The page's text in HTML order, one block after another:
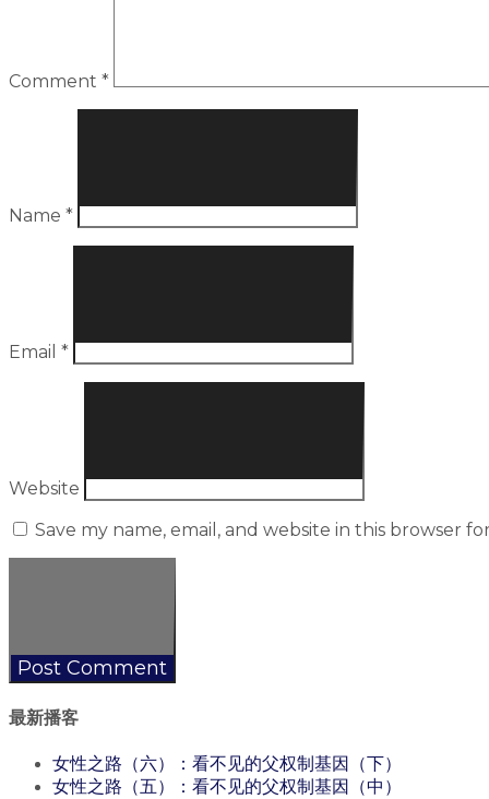
Comment *
Name *
Email *
Website
Save my name, email, and website in this browser
最新播客
女性之路（六）：看不见的父权制基因（下）
女性之路（五）：看不见的父权制基因（中）